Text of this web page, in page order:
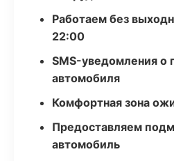
Работаем без
22:00
SMS-уведомления о
автомобиля
Комфортная зона
Предоставляем
автомобиль